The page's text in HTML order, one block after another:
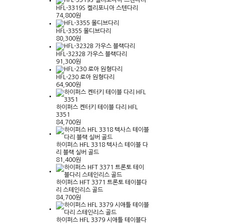
HFL-3319S 켈리포니아 스텐다리
74,800원
HFL-3355 몰디브다리
80,300원
HFL-3232B 가우스 블랙다리
91,300원
HFL-230 로아 원형다리
64,900원
하이퍼스 켄터키 테이블 다리 HFL
3351
84,700원
하이퍼스 HFL 3318 텍사스 테이블 다
리 블랙 실버 골드
81,400원
하이퍼스 HFT 3371 트론토 테이블다
리 스테인리스 골드
84,700원
하이퍼스 HFL 3379 시애틀 테이블다